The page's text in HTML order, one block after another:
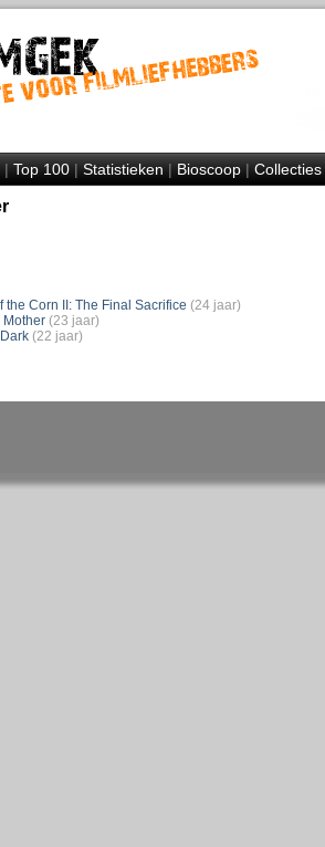
|Top 100|Statistieken|Bioscoop|Collecties
the Corn II: The Final Sacrifice (24 jaar)
(23 jaar)
(22 jaar)